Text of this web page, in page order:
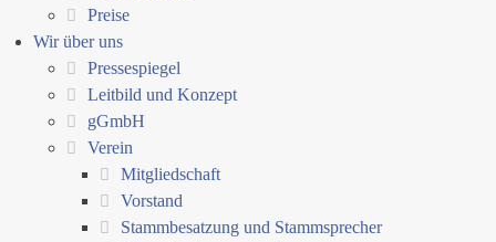
Preise
Wir über uns
Pressespiegel
Leitbild und Konzept
gGmbH
Verein
Mitgliedschaft
Vorstand
Stammbesatzung und Stammsprecher